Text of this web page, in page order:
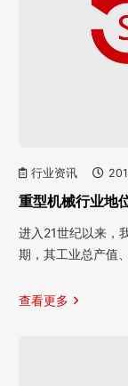
行业资讯
重型机械行业地
进入21世纪以来，
期，其工业总产值
查看更多